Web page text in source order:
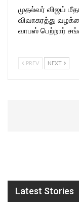
முதல்வர் விஜய்
விவாகரத்து
வாபஸ் பெற்றார்
PREV NEXT
Latest Stories